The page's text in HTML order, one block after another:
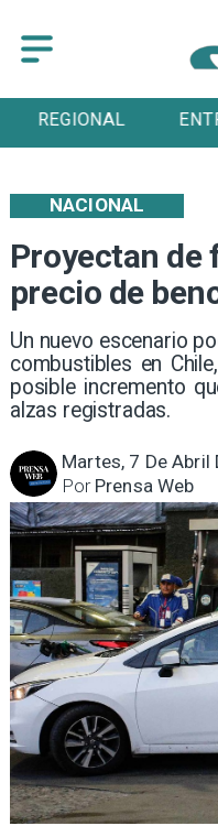
ENTRETENCIÓN
Proyectan de
precio de
Un nuevo escenario
combustibles en
posible incremento
alzas registradas.
NACIONAL
Martes, 7 De
Prensa Web
Por